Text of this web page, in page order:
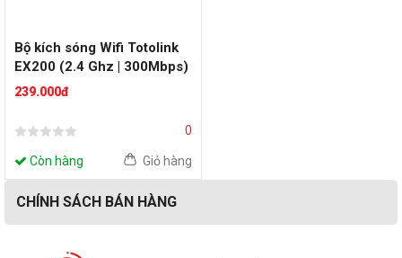
Bộ kích sóng Wifi Totolink
EX200 (2.4 Ghz | 300Mbps)
239.000đ
0
Còn hàng Giỏ hàng
CHÍNH SÁCH BÁN HÀNG